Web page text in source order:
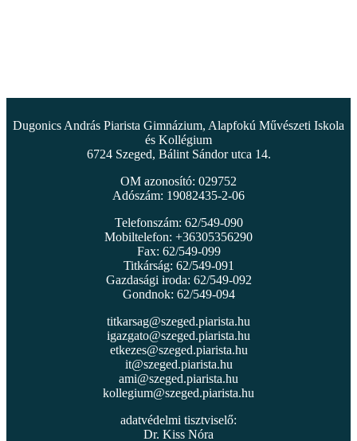
Dugonics András Piarista Gimnázium, Alapfokú Művészeti Iskola
és Kollégium
6724 Szeged, Bálint Sándor utca 14.
OM azonosító: 029752
Adószám: 19082435-2-06
Telefonszám: 62/549-090
Mobiltelefon: +36305356290
Fax: 62/549-099
Titkárság: 62/549-091
Gazdasági iroda: 62/549-092
Gondnok: 62/549-094
titkarsag@szeged.piarista.hu
igazgato@szeged.piarista.hu
etkezes@szeged.piarista.hu
it@szeged.piarista.hu
ami@szeged.piarista.hu
kollegium@szeged.piarista.hu
adatvédelmi tisztviselő:
Dr. Kiss Nóra